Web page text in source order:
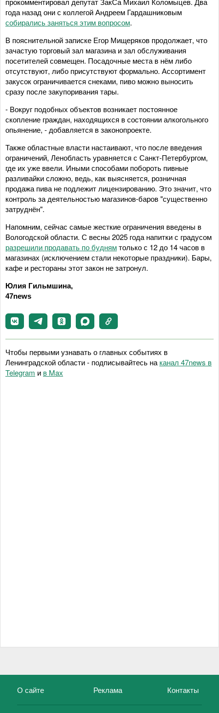
года назад они с коллегой Андреем Гардашниковым
собирались заняться этим вопросом.
В пояснительной записке Егор Мищеряков продолжает, что
зачастую торговый зал магазина и зал обслуживания
посетителей совмещен. Посадочные места в нём либо
отсутствуют, либо присутствуют формально. Ассортимент
закусок ограничивается снеками, пиво можно выносить
сразу после закупоривания тары.
- Вокруг подобных объектов возникает постоянное
скопление граждан, находящихся в состоянии алкогольного
опьянение, - добавляется в законопроекте.
Также областные власти настаивают, что после введения
ограничений, Ленобласть уравняется с Санкт-Петербургом,
где их уже ввели. Иными способами побороть пивные
разливайки сложно, ведь, как выясняется, розничная
продажа пива не подлежит лицензированию. Это значит, что
контроль за деятельностью магазинов-баров "существенно
затруднён".
Напомним, сейчас самые жесткие ограничения введены в
Вологодской области. С весны 2025 года напитки с градусом
разрешили продавать по буднямтолько с 12 до 14 часов в
магазинах (исключением стали некоторые праздники). Бары,
кафе и рестораны этот закон не затронул.
Юлия Гильмшина,
47news
Чтобы первыми узнавать о главных событиях в
Ленинградской области - подписывайтесь на канал 47news в
Telegram и в Maх
О сайте Реклама Контакты